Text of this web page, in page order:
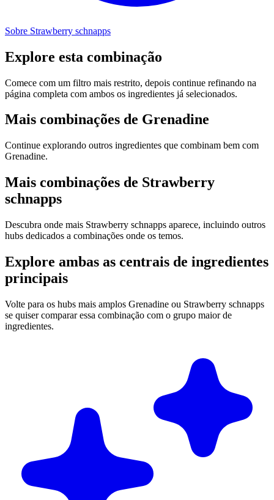
Sobre Strawberry schnapps
Explore esta combinação
Comece com um filtro mais restrito, depois continue refinando na
página completa com ambos os ingredientes já selecionados.
Mais combinações de Grenadine
Continue explorando outros ingredientes que combinam bem com
Grenadine.
Mais combinações de Strawberry
schnapps
Descubra onde mais Strawberry schnapps aparece, incluindo outros
hubs dedicados a combinações onde os temos.
Explore ambas as centrais de ingredientes
principais
Volte para os hubs mais amplos Grenadine ou Strawberry schnapps
se quiser comparar essa combinação com o grupo maior de
ingredientes.